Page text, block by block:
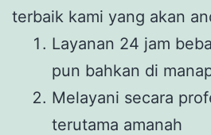
terbaik kami yang akan
Layanan 24 jam
pun bahkan di
Melayani secara
terutama amanah